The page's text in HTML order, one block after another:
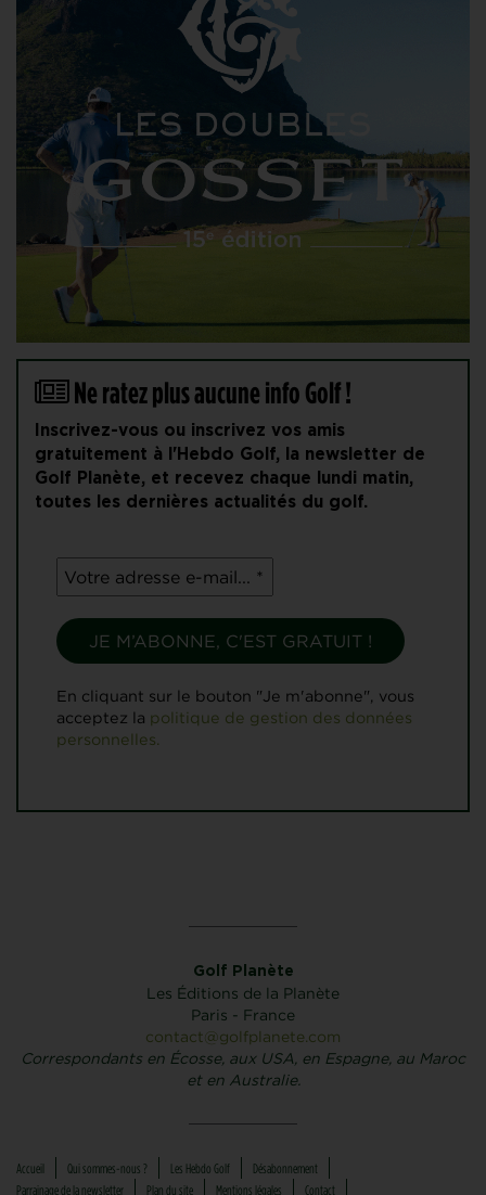
Ne ratez plus aucune info Golf !
Inscrivez-vous ou inscrivez vos amis
gratuitement à l'Hebdo Golf, la newsletter de
Golf Planète, et recevez chaque lundi matin,
toutes les dernières actualités du golf.
En cliquant sur le bouton "Je m'abonne", vous
acceptez la politique de gestion des données
personnelles.
Golf Planète
Les Éditions de la Planète
Paris - France
contact@golfplanete.com
Correspondants en Écosse, aux USA, en Espagne, au Maroc
et en Australie.
Accueil Qui sommes-nous ? Les Hebdo Golf
Désabonnement
Parrainage de la newsletter
Plan du site Mentions légales Contact